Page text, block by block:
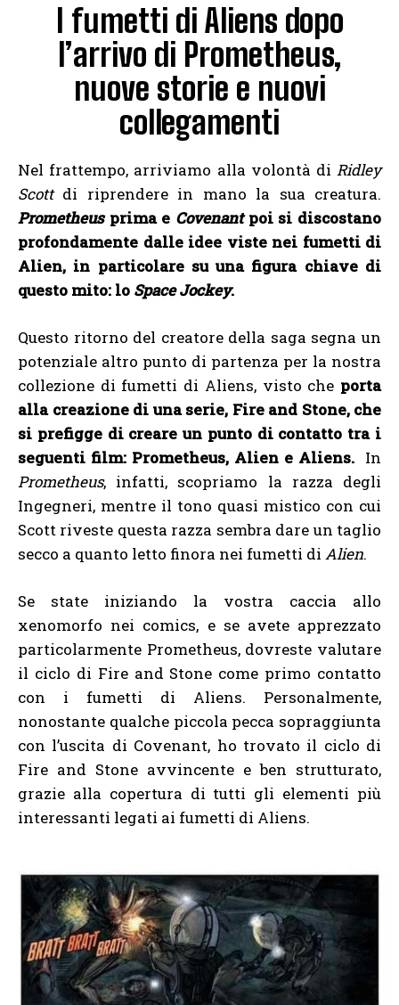
I fumetti di Aliens dopo
l’arrivo di Prometheus,
nuove storie e nuovi
collegamenti
Nel frattempo, arriviamo alla volontà di Ridley
Scottdi riprendere in mano la sua creatura.
Prometheusprima e Covenantpoi si discostano
profondamente dalle idee viste nei fumetti di
Alien, in particolare su una figura chiave di
questo mito: lo Space Jockey.
Questo ritorno del creatore della saga segna un
potenziale altro punto di partenza per la nostra
collezione di fumetti di Aliens, visto che porta
alla creazione di una serie, Fire and Stone, che
si prefigge di creare un punto di contatto tra i
seguenti film: Prometheus, Alien e Aliens. In
Prometheus, infatti, scopriamo la razza degli
Ingegneri, mentre il tono quasi mistico con cui
Scott riveste questa razza sembra dare un taglio
secco a quanto letto finora nei fumetti di Alien.
Se state iniziando la vostra caccia allo
xenomorfo nei comics, e se avete apprezzato
particolarmente Prometheus, dovreste valutare
il ciclo di Fire and Stone come primo contatto
con i fumetti di Aliens. Personalmente,
nonostante qualche piccola pecca sopraggiunta
con l’uscita di Covenant, ho trovato il ciclo di
Fire and Stone avvincente e ben strutturato,
grazie alla copertura di tutti gli elementi più
interessanti legati ai fumetti di Aliens.